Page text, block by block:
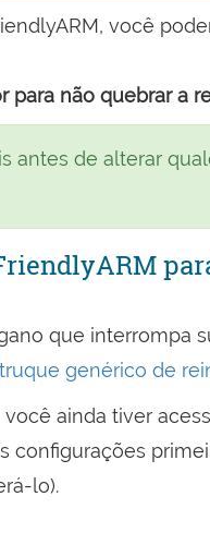
você
para não quebrar a
antes de alterar
que interrompa
truque genérico de
ainda tiver
configurações
lo).